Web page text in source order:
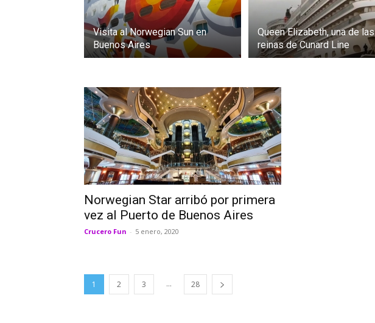
Visita al Norwegian Sun en
Buenos Aires
Queen Elizabeth, una de las
reinas de Cunard Line
Norwegian Star arribó por primera
vez al Puerto de Buenos Aires
Crucero Fun - 5 enero, 2020
1 2 3 ... 28